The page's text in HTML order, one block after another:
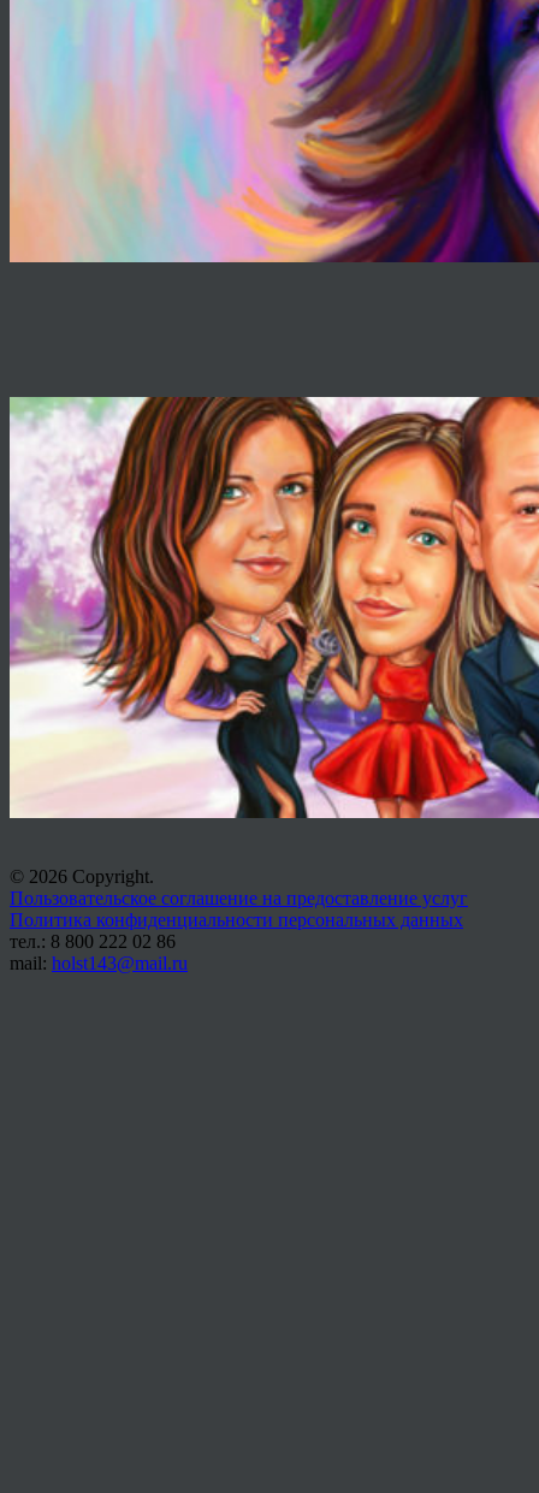
© 2026 Copyright.
Пользовательское соглашение на предоставление услуг
Политика конфиденциальности персональных данных
тел.: 8 800 222 02 86
mail: holst143@mail.ru